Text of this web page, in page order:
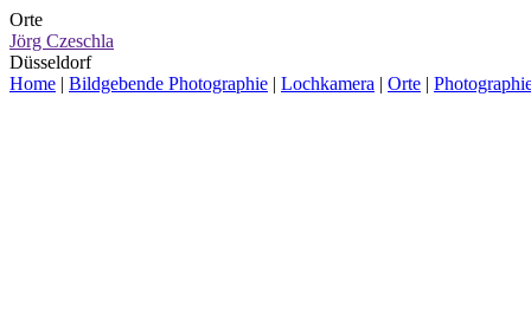
Orte
Jörg Czeschla
Düsseldorf
Home | Bildgebende Photographie | Lochkamera | Orte |